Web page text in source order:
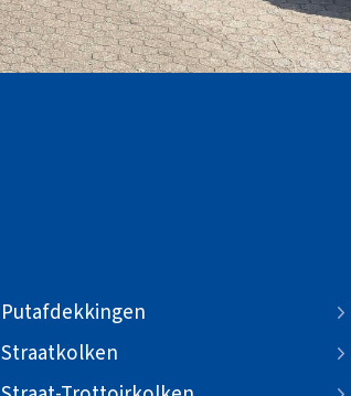
Putafdekkingen
Straatkolken